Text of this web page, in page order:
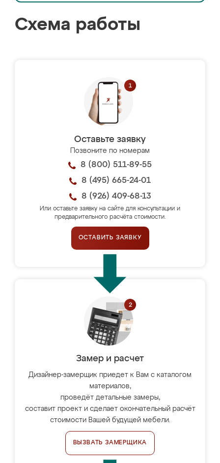
Схема работы
Оставьте заявку
Позвоните по номерам
8 (800) 511-89-55
8 (495) 665-24-01
8 (926) 409-68-13
Или оставьте заявку на сайте для консультации и
предварительного расчёта стоимости.
ОСТАВИТЬ ЗАЯВКУ
Замер и расчет
Дизайнер-замерщик приедет к Вам с каталогом
материалов,
проведёт детальные замеры,
составит проект и сделает окончательный расчёт
стоимости Вашей будущей мебели.
ВЫЗВАТЬ ЗАМЕРЩИКА